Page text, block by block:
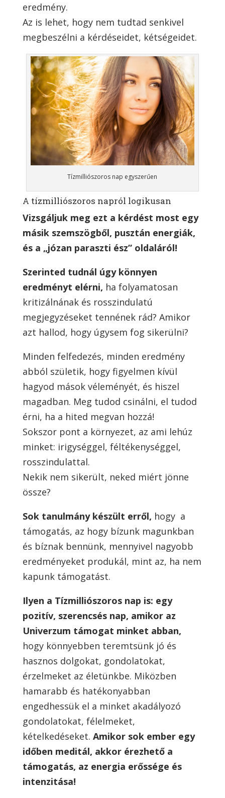
eredmény.
Az is lehet, hogy nem tudtad senkivel
megbeszélni a kérdéseidet, kétségeidet.
Tízmilliószoros nap egyszerűen
A tízmilliószoros napról logikusan
Vizsgáljuk meg ezt a kérdést most egy
másik szemszögből, pusztán energiák,
és a „józan paraszti ész” oldaláról!
Szerinted tudnál úgy könnyen
eredményt elérni, ha folyamatosan
kritizálnának és rosszindulatú
megjegyzéseket tennének rád? Amikor
azt hallod, hogy úgysem fog sikerülni?
Minden felfedezés, minden eredmény
abból születik, hogy figyelmen kívül
hagyod mások véleményét, és hiszel
magadban. Meg tudod csinálni, el tudod
érni, ha a hited megvan hozzá!
Sokszor pont a környezet, az ami lehúz
minket: irigységgel, féltékenységgel,
rosszindulattal.
Nekik nem sikerült, neked miért jönne
össze?
Sok tanulmány készült erről, hogy a
támogatás, az hogy bízunk magunkban
és bíznak bennünk, mennyivel nagyobb
eredményeket produkál, mint az, ha nem
kapunk támogatást.
Ilyen a Tízmilliószoros nap is: egy
pozitív, szerencsés nap, amikor az
Univerzum támogat minket abban,
hogy könnyebben teremtsünk jó és
hasznos dolgokat, gondolatokat,
érzelmeket az életünkbe. Miközben
hamarabb és hatékonyabban
engedhessük el a minket akadályozó
gondolatokat, félelmeket,
kételkedéseket. Amikor sok ember egy
időben meditál, akkor érezhető a
támogatás, az energia erőssége és
intenzitása!